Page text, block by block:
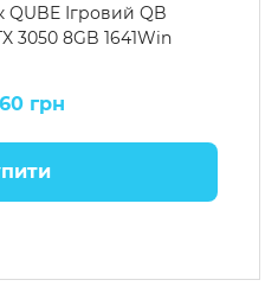
Ігровий QB
3050 8GB 1641Win
грн